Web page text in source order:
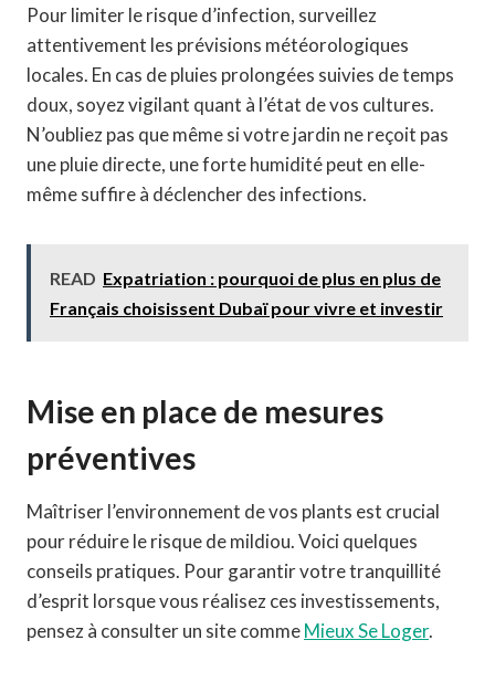
Pour limiter le risque d’infection, surveillez
attentivement les prévisions météorologiques
locales. En cas de pluies prolongées suivies de temps
doux, soyez vigilant quant à l’état de vos cultures.
N’oubliez pas que même si votre jardin ne reçoit pas
une pluie directe, une forte humidité peut en elle-
même suffire à déclencher des infections.
READ Expatriation : pourquoi de plus en plus de
Français choisissent Dubaï pour vivre et investir
Mise en place de mesures
préventives
Maîtriser l’environnement de vos plants est crucial
pour réduire le risque de mildiou. Voici quelques
conseils pratiques. Pour garantir votre tranquillité
d’esprit lorsque vous réalisez ces investissements,
pensez à consulter un site commeMieux Se Loger.